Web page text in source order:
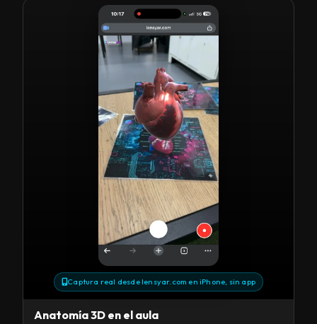
Captura real desde lensyar.com en iPhone, sin app
Anatomía 3D en el aula